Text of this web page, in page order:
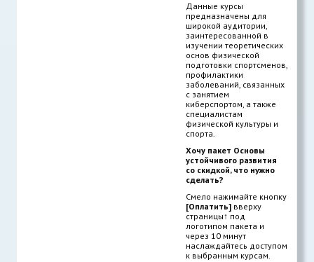
Данные курсы
предназначены для
широкой аудитории,
заинтересованной в
изучении теоретических
основ физической
подготовки спортсменов,
профилактики
заболеваний, связанных
с занятием
киберспортом, а также
специалистам
физической культуры и
спорта.
Хочу пакет Основы
устойчивого развития
со скидкой, что нужно
сделать?
Смело нажимайте кнопку
[Оплатить] вверху
страницы↑ под
логотипом пакета и
через 10 минут
наслаждайтесь доступом
к выбранным курсам.